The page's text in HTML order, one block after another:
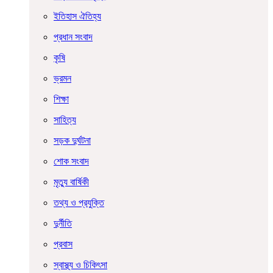
ইতিহাস ঐতিহ্য
প্রধান সংবাদ
কৃষি
ভ্রমন
শিক্ষা
সাহিত্য
সড়ক দুর্ঘটনা
শোক সংবাদ
মৃত্যু বার্ষিকী
তথ্য ও প্রযুক্তি
দুর্নীতি
প্রবাস
স্বাস্থ্য ও চিকিৎসা